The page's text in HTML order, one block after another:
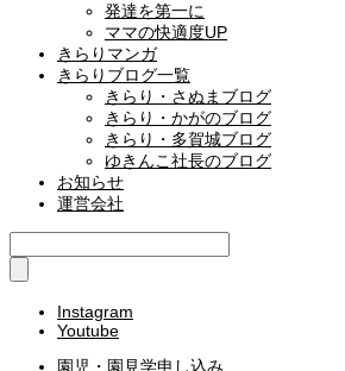
発達を第一に
ママの快適度UP
きらりマンガ
きらりブログ一覧
きらり・さぬまブログ
きらり・かがのブログ
きらり・多賀城ブログ
ゆきんこ社長のブログ
お知らせ
運営会社
Instagram
Youtube
園児・園見学申し込み